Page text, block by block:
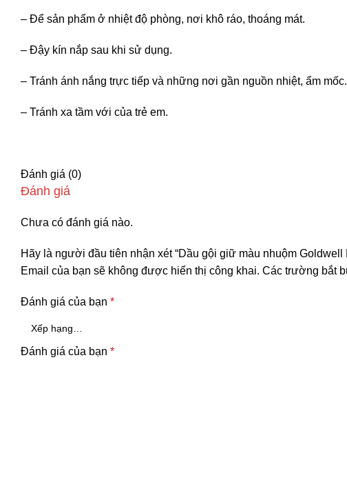
– Để sản phẩm ở nhiệt độ phòng, nơi khô ráo, thoáng mát.
– Đậy kín nắp sau khi sử dụng.
– Tránh ánh nắng trực tiếp và những nơi gần nguồn nhiệt, ẩm mốc.
– Tránh xa tầm với của trẻ em.
Đánh giá (0)
Đánh giá
Chưa có đánh giá nào.
Hãy là người đầu tiên nhận xét “Dầu gội giữ màu nhuộm
Email của bạn sẽ không được hiển thị công khai. Các trường bắt
Đánh giá của bạn *
Đánh giá của bạn *